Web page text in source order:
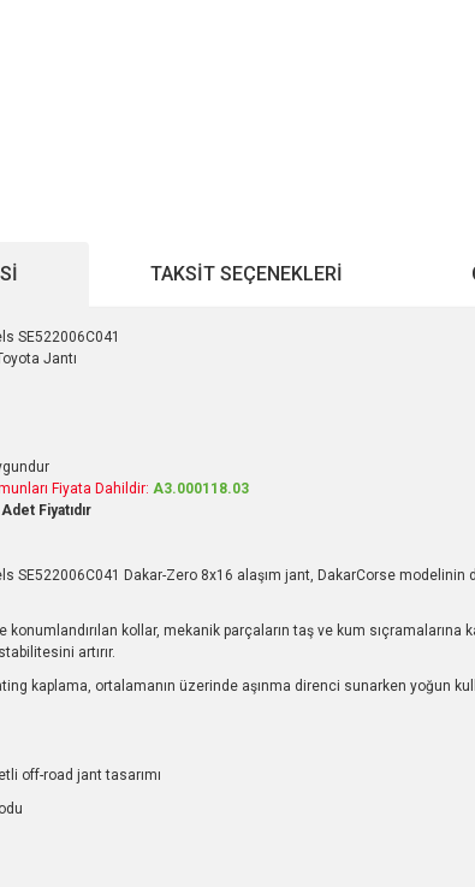
TAKSIT SEÇENEKLERI
SE522006C041
Jantı
Fiyata Dahildir: A3.000118.03
Fiyatıdır
SE522006C041 Dakar-Zero 8x16 alaşım jant, DakarCorse
konumlandırılan kollar, mekanik parçaların taş ve kum
artırır.
kaplama, ortalamanın üzerinde aşınma direnci sunarken yoğun
off-road jant tasarımı